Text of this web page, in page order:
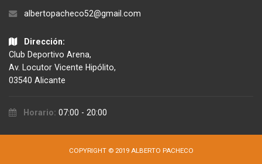
albertopacheco52@gmail.com
Dirección:
Club Deportivo Arena,
Av. Locutor Vicente Hipólito,
03540 Alicante
Horario: 07:00 - 20:00
COPYRIGHT © 2019 ALBERTO PACHECO